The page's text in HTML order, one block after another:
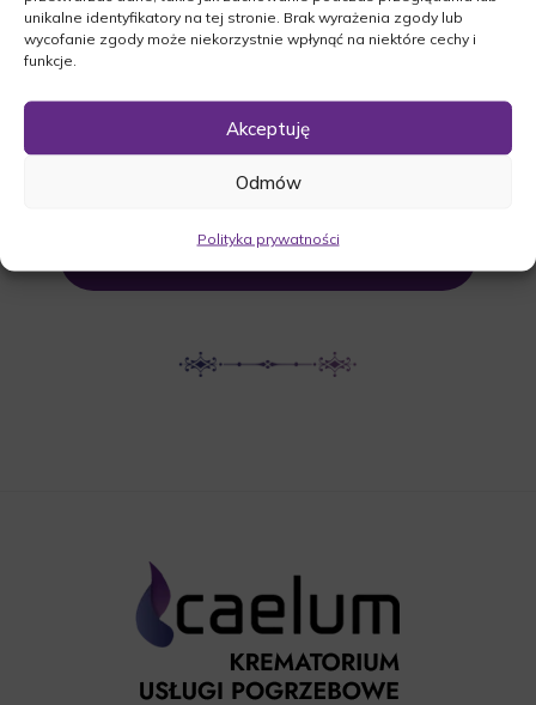
unikalne identyfikatory na tej stronie. Brak wyrażenia zgody lub
wycofanie zgody może niekorzystnie wpłynąć na niektóre cechy i
funkcje.
Akceptuję
Odmów
Polityka prywatności
w Bojadłach.